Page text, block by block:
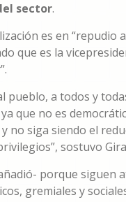
sector.
es en
que es la
pueblo, a todos y
que no es
no siga siendo el
sostuvo
porque
gremiales y